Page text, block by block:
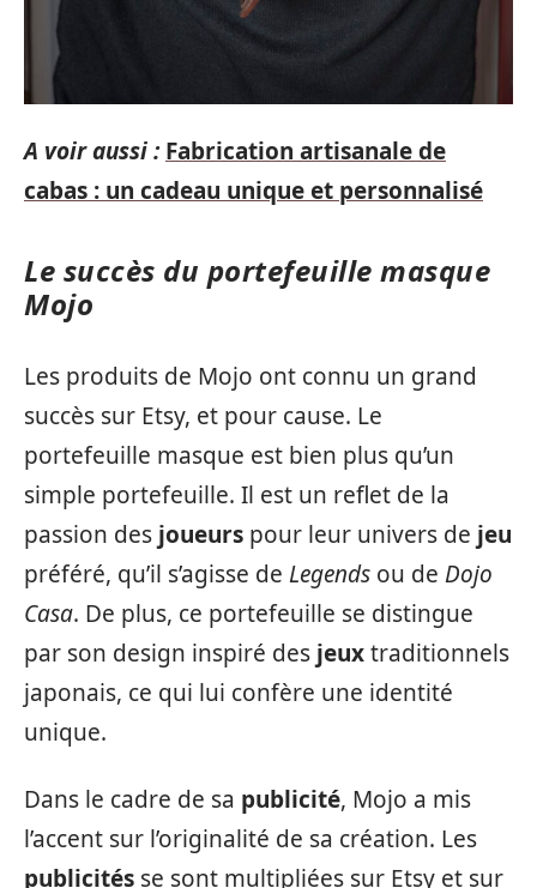
A voir aussi : Fabrication artisanale de
cabas : un cadeau unique et personnalisé
Le succès du portefeuille masque
Mojo
Les produits de Mojo ont connu un grand
succès sur Etsy, et pour cause. Le
portefeuille masque est bien plus qu’un
simple portefeuille. Il est un reflet de la
passion des joueurs pour leur univers de jeu
préféré, qu’il s’agisse de Legends ou de Dojo
Casa. De plus, ce portefeuille se distingue
par son design inspiré des jeuxtraditionnels
japonais, ce qui lui confère une identité
unique.
Dans le cadre de sa publicité, Mojo a mis
l’accent sur l’originalité de sa création. Les
publicités se sont multipliées sur Etsy et sur